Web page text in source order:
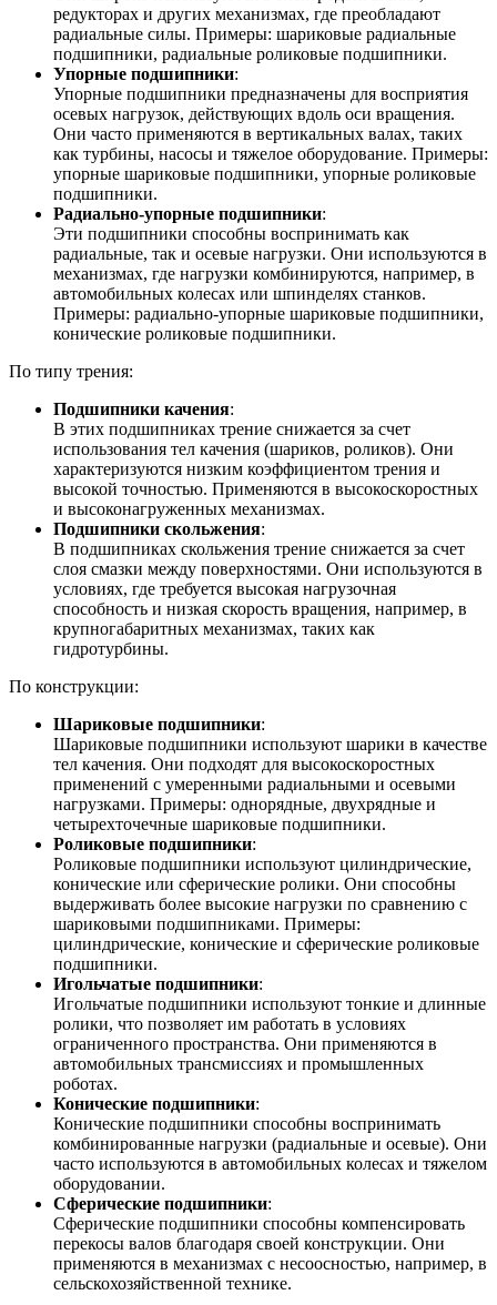
редукторах и других механизмах, где преобладают
радиальные силы. Примеры: шариковые радиальные
подшипники, радиальные роликовые подшипники.
Упорные подшипники:
Упорные подшипники предназначены для восприятия
осевых нагрузок, действующих вдоль оси вращения.
Они часто применяются в вертикальных валах, таких
как турбины, насосы и тяжелое оборудование. Примеры:
упорные шариковые подшипники, упорные роликовые
подшипники.
Радиально-упорные подшипники:
Эти подшипники способны воспринимать как
радиальные, так и осевые нагрузки. Они используются в
механизмах, где нагрузки комбинируются, например, в
автомобильных колесах или шпинделях станков.
Примеры: радиально-упорные шариковые подшипники,
конические роликовые подшипники.
По типу трения:
Подшипники качения:
В этих подшипниках трение снижается за счет
использования тел качения (шариков, роликов). Они
характеризуются низким коэффициентом трения и
высокой точностью. Применяются в высокоскоростных
и высоконагруженных механизмах.
Подшипники скольжения:
В подшипниках скольжения трение снижается за счет
слоя смазки между поверхностями. Они используются в
условиях, где требуется высокая нагрузочная
способность и низкая скорость вращения, например, в
крупногабаритных механизмах, таких как
гидротурбины.
По конструкции:
Шариковые подшипники:
Шариковые подшипники используют шарики в качестве
тел качения. Они подходят для высокоскоростных
применений с умеренными радиальными и осевыми
нагрузками. Примеры: однорядные, двухрядные и
четырехточечные шариковые подшипники.
Роликовые подшипники:
Роликовые подшипники используют цилиндрические,
конические или сферические ролики. Они способны
выдерживать более высокие нагрузки по сравнению с
шариковыми подшипниками. Примеры:
цилиндрические, конические и сферические роликовые
подшипники.
Игольчатые подшипники:
Игольчатые подшипники используют тонкие и длинные
ролики, что позволяет им работать в условиях
ограниченного пространства. Они применяются в
автомобильных трансмиссиях и промышленных
роботах.
Конические подшипники:
Конические подшипники способны воспринимать
комбинированные нагрузки (радиальные и осевые). Они
часто используются в автомобильных колесах и тяжелом
оборудовании.
Сферические подшипники:
Сферические подшипники способны компенсировать
перекосы валов благодаря своей конструкции. Они
применяются в механизмах с несоосностью, например, в
сельскохозяйственной технике.